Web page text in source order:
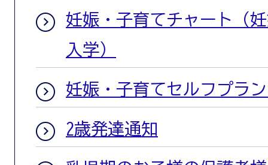
妊娠・子育てチャート（
入学）
妊娠・子育てセルフプラ
2歳発達通知